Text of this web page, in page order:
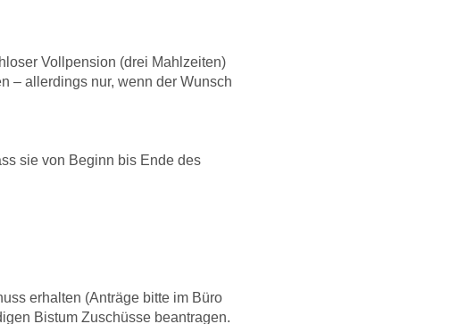
Vollpension (drei Mahlzeiten)
– allerdings nur, wenn der Wunsch
sie von Beginn bis Ende des
erhalten (Anträge bitte im Büro
Bistum Zuschüsse beantragen.